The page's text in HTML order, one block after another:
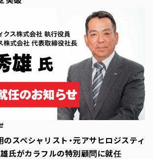
スペシャリスト・元アサヒロジスティ
氏がカラフルの特別顧問に就任